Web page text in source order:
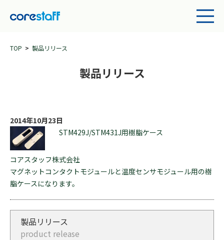
TOP 製品リリース
製品リリース
2014年10月23日
STM429J/STM431J用樹脂ケース
コアスタッフ株式会社
マグネットコンタクトモジュールと温度センサモジュール用の樹
脂ケースになります。
製品リリース
product release